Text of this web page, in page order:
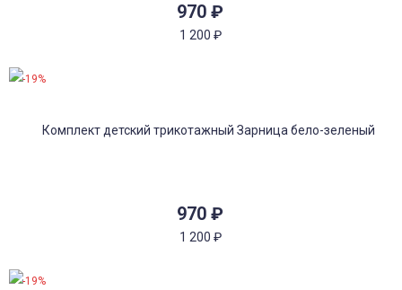
970 ₽
1 200 ₽
970 ₽
1 200 ₽
-19%
-19%